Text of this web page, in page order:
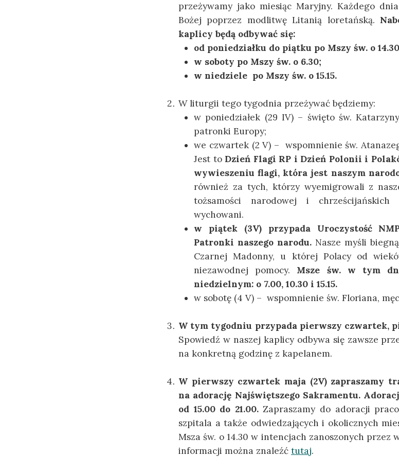
przeżywamy jako miesiąc Maryjny. Każdego
Bożej poprzez modlitwę Litanią loretańską.
kaplicy będą odbywać się:
od poniedziałku do piątku po Mszy św. o
w soboty po Mszy św. o 6.30;
w niedziele po Mszy św. o 15.15.
W liturgii tego tygodnia przeżywać będziemy:
w poniedziałek (29 IV) – święto św.
patronki Europy;
we czwartek (2 V) – wspomnienie św.
Jest toDzień Flagi RP i Dzień Polonii i
wywieszeniu flagi, która jest naszym
również za tych, którzy wyemigrowali z
tożsamości narodowej i
wychowani.
w piątek (3V) przypada Uroczystość
Patronki naszego narodu. Nasze myśli
Czarnej Madonny, u której Polacy od
niezawodnej pomocy. Msze św. w tym
niedzielnym: o 7.00, 10.30 i 15.15.
w sobotę (4 V) – wspomnienie św. Floriana,
W tym tygodniu przypada pierwszy czwartek,
Spowiedź w naszej kaplicy odbywa się zawsze
na konkretną godzinę z kapelanem.
W pierwszy czwartek maja (2V) zapraszamy
na adorację Najświętszego Sakramentu.
od 15.00 do 21.00.Zapraszamy do adoracji
szpitala a także odwiedzających i okolicznych
Msza św. o 14.30 w intencjach zanoszonych przez
informacji można znaleźć tutaj.